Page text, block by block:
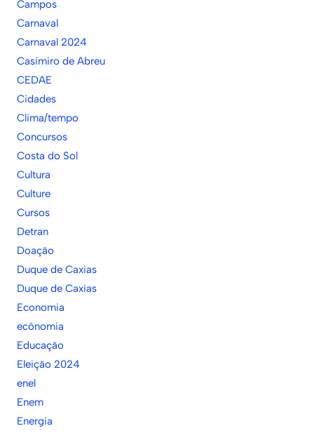
Campos
Carnaval
Carnaval 2024
Casimiro de Abreu
CEDAE
Cidades
Clima/tempo
Concursos
Costa do Sol
Cultura
Culture
Cursos
Detran
Doação
Duque de Caxias
Duque de Caxias
Economia
ecônomia
Educação
Eleição 2024
enel
Enem
Energia